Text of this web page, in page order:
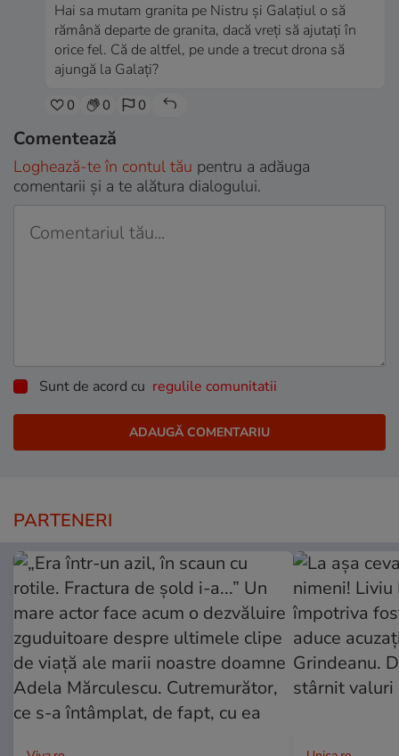
Hai sa mutam granita pe Nistru și Galațiul o să
rămână departe de granita, dacă vreți să ajutați în
orice fel. Că de altfel, pe unde a trecut drona să
ajungă la Galați?
0 0 0
Comentează
Loghează-te în contul tău pentru a adăuga
comentarii și a te alătura dialogului.
Sunt de acord cu regulile comunitatii
PARTENERI